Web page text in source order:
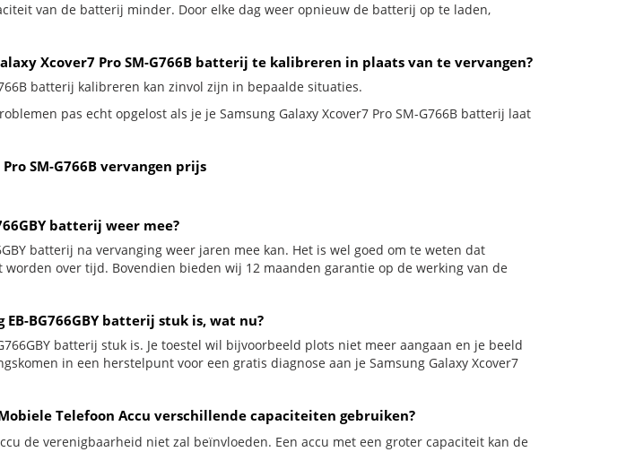
van de batterij minder. Door elke dag weer opnieuw de batterij op te laden,
Xcover7 Pro SM-G766B batterij te kalibreren in plaats van te vervangen?
batterij kalibreren kan zinvol zijn in bepaalde situaties.
pas echt opgelost als je je Samsung Galaxy Xcover7 Pro SM-G766B batterij laat
SM-G766B vervangen prijs
batterij weer mee?
batterij na vervanging weer jaren mee kan. Het is wel goed om te weten dat
over tijd. Bovendien bieden wij 12 maanden garantie op de werking van de
BG766GBY batterij stuk is, wat nu?
batterij stuk is. Je toestel wil bijvoorbeeld plots niet meer aangaan en je beeld
in een herstelpunt voor een gratis diagnose aan je Samsung Galaxy Xcover7
Mobiele Telefoon Accu verschillende capaciteiten gebruiken?
de verenigbaarheid niet zal beïnvloeden. Een accu met een groter capaciteit kan de